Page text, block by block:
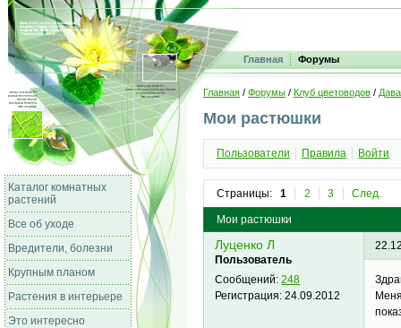
Главная Форумы
Каталог комнатных
растений
Все об уходе
Вредители, болезни
Крупным планом
Растения в интерьере
Это интересно
Главная / Форумы / Клуб цветоводов /
Мои растюшки
Пользователи Правила Войти
Страницы: 1 2 3 След.
Мои растюшки
Луценко Л
Пользователь
Сообщений:248
Регистрация:24.09.2012